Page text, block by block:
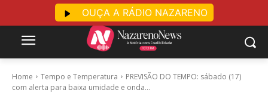
Home Tempo e Temperatura
PREVISÃO DO TEMPO: sábado (17)
com alerta para baixa umidade e onda...
OUÇA A RÁDIO NAZARENO